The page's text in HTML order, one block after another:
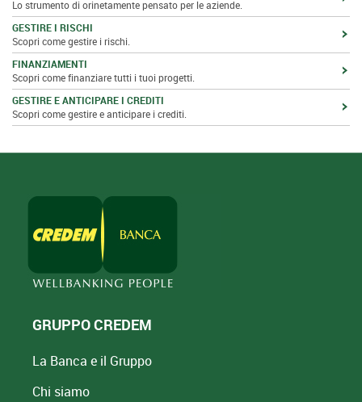
Lo strumento di orinetamente pensato per le aziende.
GESTIRE I RISCHI
Scopri come gestire i rischi.
FINANZIAMENTI
Scopri come finanziare tutti i tuoi progetti.
GESTIRE E ANTICIPARE I CREDITI
Scopri come gestire e anticipare i crediti.
GRUPPO CREDEM
La Banca e il Gruppo
Chi siamo